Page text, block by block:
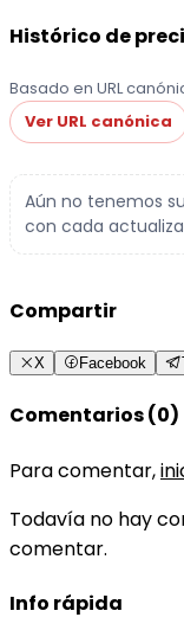
Histórico de
Basado en URL
Ver URL canónica
Aún no tenemos
con cada
Compartir
X Facebook
Comentarios (0)
Para comentar,
Todavía no hay
comentar.
Info rápida